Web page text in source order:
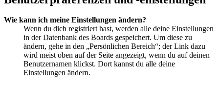
Wie kann ich meine Einstellungen ändern?
Wenn du dich registriert hast, werden alle deine Einstellungen
in der Datenbank des Boards gespeichert. Um diese zu
ändern, gehe in den „Persönlichen Bereich“; der Link dazu
wird meist oben auf der Seite angezeigt, wenn du auf deinen
Benutzernamen klickst. Dort kannst du alle deine
Einstellungen ändern.